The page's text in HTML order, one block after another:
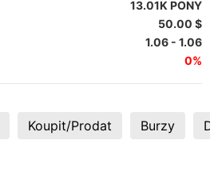
13.01K PONY
50.00 $
1.06 - 1.06
0%
Koupit/Prodat Burzy